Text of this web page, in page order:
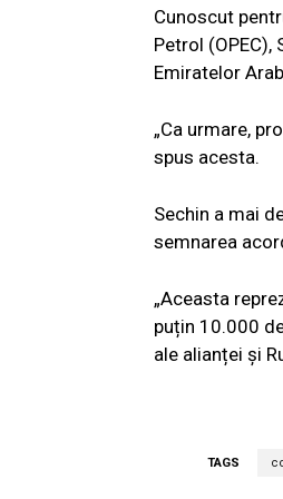
Cunoscut
Petrol
Emiratelor
„Ca urmare,
spus acesta.
Sechin a mai
semnarea
„Aceasta
puțin 10.000
ale alianței și
TAGS